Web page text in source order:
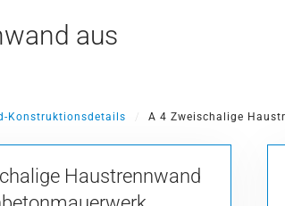
aus
Konstruktionsdetails A 4 Zweischalige
Haustrennwand